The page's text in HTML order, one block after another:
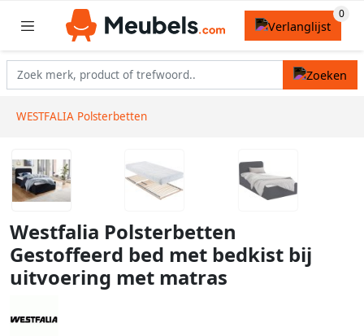
WESTFALIA Polsterbetten
Westfalia Polsterbetten
Gestoffeerd bed met bedkist bij
uitvoering met matras